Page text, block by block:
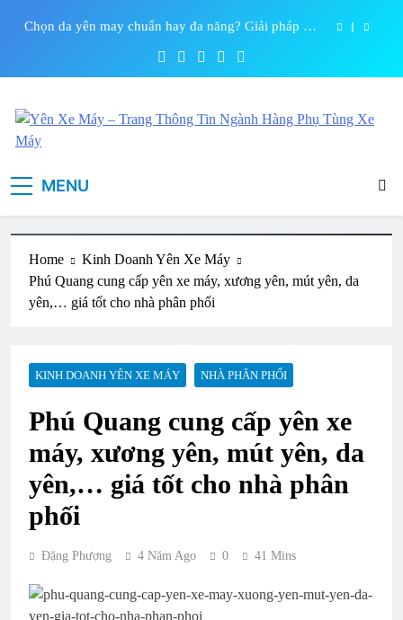
Trình làng Air Blade 125 Marvel giá 48 triệu đồng
Đánh giá thị trường da yên xe máy Tây Nguyên
mới tháng 6/2026
Chọn da yên may chuẩn hay đa năng? Giải pháp tối
Trình làng Air Blade 125 Marvel giá 48 triệu đồng
Đánh giá thị trường da yên xe máy Tây Nguyên
Yên Xe Máy – Trang Thông Tin
máy online đảm bảo chính hãng, giá tốt . Đa dạng phong phú
MENU
Home
Kinh Doanh Yên Xe Máy
Phú Quang cung cấp yên xe máy, xương yên, mút yên, da
yên,… giá tốt cho nhà phân phối
KINH DOANH YÊN XE MÁY NHÀ PHÂN PHỐI
Phú Quang cung cấp yên xe
máy, xương yên, mút yên, da
yên,… giá tốt cho nhà phân
phối
Đặng Phượng 4 Năm Ago 0 41 Mins